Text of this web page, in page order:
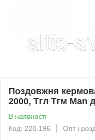
Поздовжня
2000, Тгл Тгм Man
В наявності
Код: 220.196
Опт і